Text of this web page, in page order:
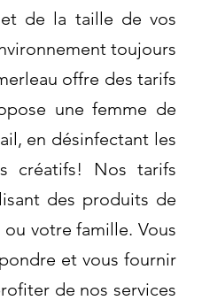
et de la taille de vos
toujours
offre des tarifs
une femme de
en désinfectant les
créatifs! Nos tarifs
des produits de
votre famille. Vous
et vous fournir
de nos services